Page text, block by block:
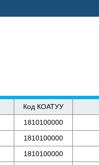
Код КОАТУУ
1810100000
1810100000
1810100000